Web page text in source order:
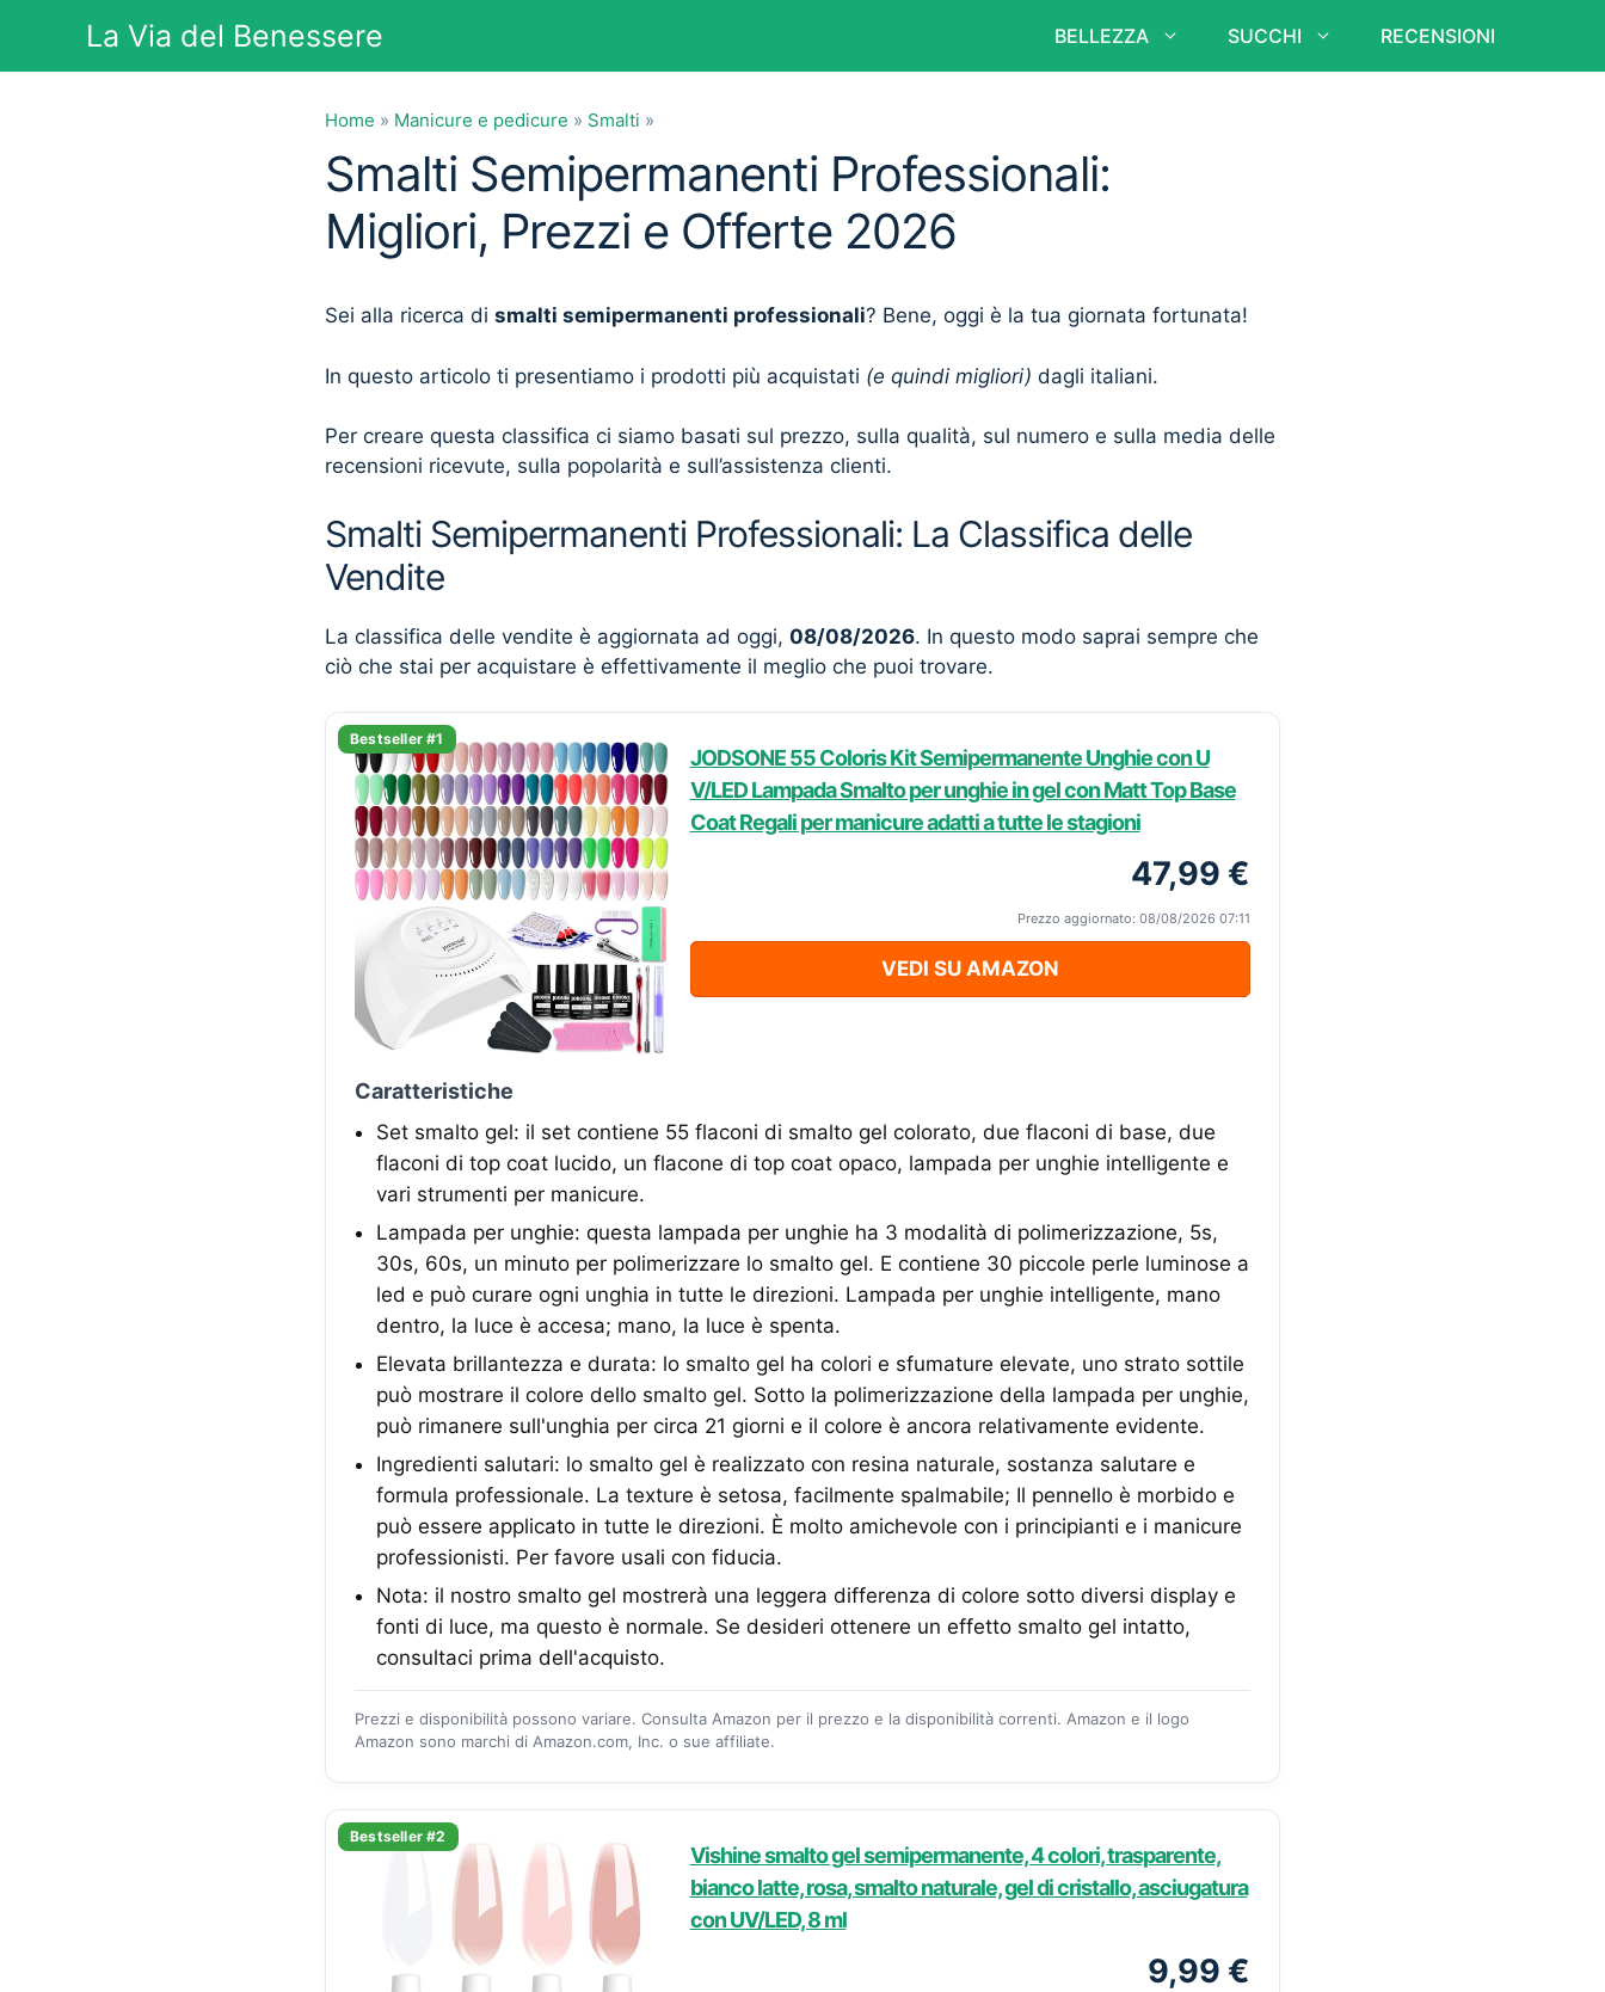
contenuto
La Via del Benessere BELLEZZA SUCCHI RECENSIONI
Home » Manicure e pedicure » Smalti »
Smalti Semipermanenti Professionali:
Migliori, Prezzi e Offerte 2026
Sei alla ricerca di smalti semipermanenti professionali? Bene, oggi è la tua giornata fortunata!
In questo articolo ti presentiamo i prodotti più acquistati (e quindi migliori) dagli italiani.
Per creare questa classifica ci siamo basati sul prezzo, sulla qualità, sul numero e sulla media delle
recensioni ricevute, sulla popolarità e sull’assistenza clienti.
Smalti Semipermanenti Professionali: La Classifica delle
Vendite
La classifica delle vendite è aggiornata ad oggi, 08/08/2026. In questo modo saprai sempre che
ciò che stai per acquistare è effettivamente il meglio che puoi trovare.
Bestseller #1
JODSONE 55 Coloris Kit Semipermanente Unghie con U
V/LED Lampada Smalto per unghie in gel con Matt Top Base
Coat Regali per manicure adatti a tutte le stagioni
47,99 €
Prezzo aggiornato: 08/08/2026 07:11
VEDI SU AMAZON
Caratteristiche
Set smalto gel: il set contiene 55 flaconi di smalto gel colorato, due flaconi di base, due
flaconi di top coat lucido, un flacone di top coat opaco, lampada per unghie intelligente e
vari strumenti per manicure.
Lampada per unghie: questa lampada per unghie ha 3 modalità di polimerizzazione, 5s,
30s, 60s, un minuto per polimerizzare lo smalto gel. E contiene 30 piccole perle luminose a
led e può curare ogni unghia in tutte le direzioni. Lampada per unghie intelligente, mano
dentro, la luce è accesa; mano, la luce è spenta.
Elevata brillantezza e durata: lo smalto gel ha colori e sfumature elevate, uno strato sottile
può mostrare il colore dello smalto gel. Sotto la polimerizzazione della lampada per unghie,
può rimanere sull'unghia per circa 21 giorni e il colore è ancora relativamente evidente.
Ingredienti salutari: lo smalto gel è realizzato con resina naturale, sostanza salutare e
formula professionale. La texture è setosa, facilmente spalmabile; Il pennello è morbido e
può essere applicato in tutte le direzioni. È molto amichevole con i principianti e i manicure
professionisti. Per favore usali con fiducia.
Nota: il nostro smalto gel mostrerà una leggera differenza di colore sotto diversi display e
fonti di luce, ma questo è normale. Se desideri ottenere un effetto smalto gel intatto,
consultaci prima dell'acquisto.
Prezzi e disponibilità possono variare. Consulta Amazon per il prezzo e la disponibilità correnti. Amazon e il logo
Amazon sono marchi di Amazon.com, Inc. o sue affiliate.
Bestseller #2
Vishine smalto gel semipermanente, 4 colori, trasparente,
bianco latte, rosa, smalto naturale, gel di cristallo, asciugatura
con UV/LED, 8 ml
9,99 €